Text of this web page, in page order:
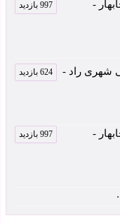
- 997 بازدید
شهری راد - 624 بازدید
- 997 بازدید
مکعب آبی اثر